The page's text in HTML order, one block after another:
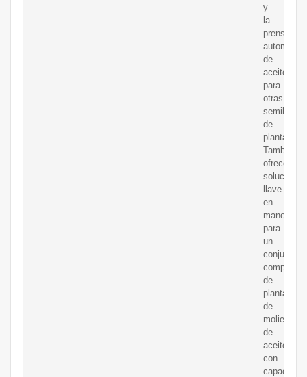
y
la
prensa
automática
de
aceite
para
otras
semillas
de
plantas.
También
ofrecemos
soluciones
llave
en
mano
para
un
conjunto
completo
de
plantas
de
molienda
de
aceite,
con